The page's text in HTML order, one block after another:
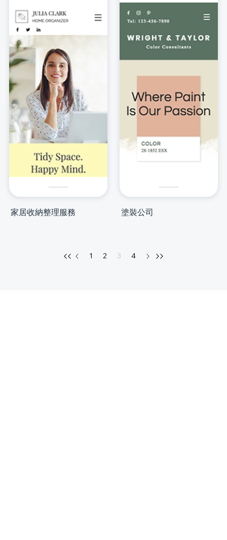
家居收納整理服務 塗裝公司
1 2 3 4